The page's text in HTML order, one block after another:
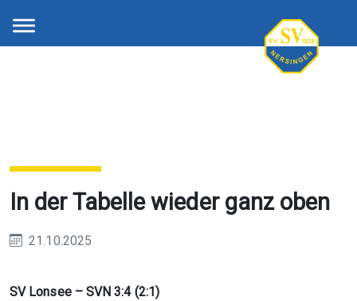
In der Tabelle wieder ganz oben
21.10.2025
SV Lonsee – SVN 3:4 (2:1)